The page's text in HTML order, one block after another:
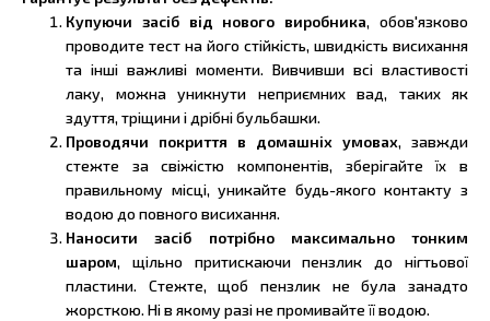
Купуючи засіб від нового виробника, обов'язково
проводите тест на його стійкість, швидкість висихання
та інші важливі моменти. Вивчивши всі властивості
лаку, можна уникнути неприємних вад, таких як
здуття, тріщини і дрібні бульбашки.
Проводячи покриття в домашніх умовах, завжди
стежте за свіжістю компонентів, зберігайте їх в
правильному місці, уникайте будь-якого контакту з
водою до повного висихання.
Наносити засіб потрібно максимально тонким
шаром, щільно притискаючи пензлик до нігтьової
пластини. Стежте, щоб пензлик не була занадто
жорсткою. Ні в якому разі не промивайте її водою.